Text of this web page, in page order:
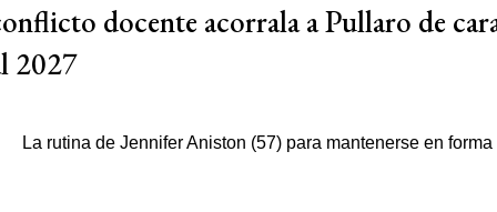
docente acorrala a Pullaro de
2027